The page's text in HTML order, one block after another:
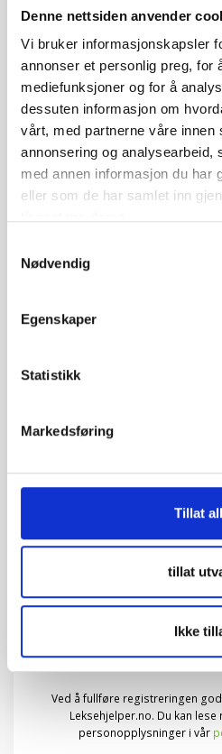
Denne nettsiden anvender
Vi bruker informasjonskapsler
annonser et personlig preg, for
mediefunksjoner og for å
dessuten informasjon om
vårt, med partnerne våre innen
annonsering og analysearbeid,
med annen informasjon du har
eller som de har samlet inn
Nødvendig
Egenskaper
Statistikk
Markedsføring
Tillat
tillat
Ikke
Epost:
Passord:
Mobil:
velg Leksehjelsøker hvis du
Leksehjelpsøker
Send
Ved å fullføre registreringen
Leksehjelper.no. Du kan
personopplysninger i vår